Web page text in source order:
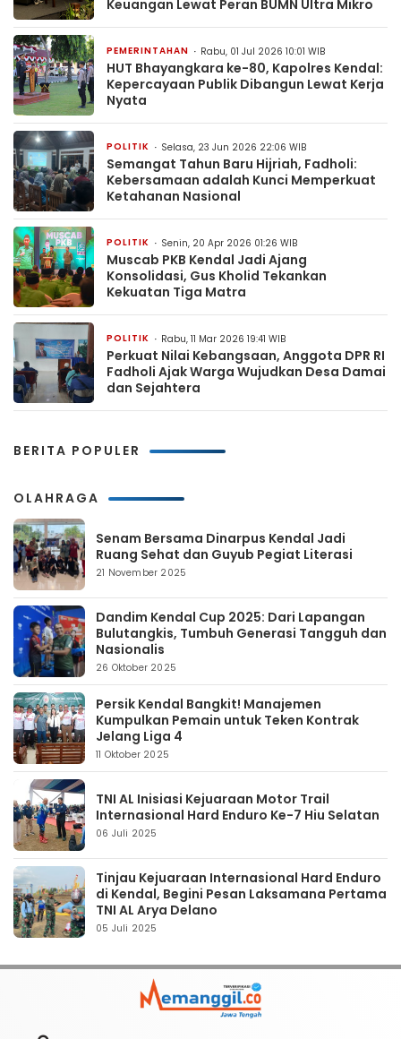
Keuangan Lewat Peran BUMN Ultra Mikro
PEMERINTAHAN Rabu, 01 Jul 2026 10:01 WIB
HUT Bhayangkara ke-80, Kapolres Kendal:
Kepercayaan Publik Dibangun Lewat Kerja
Nyata
POLITIK Selasa, 23 Jun 2026 22:06 WIB
Semangat Tahun Baru Hijriah, Fadholi:
Kebersamaan adalah Kunci Memperkuat
Ketahanan Nasional
POLITIK Senin, 20 Apr 2026 01:26 WIB
Muscab PKB Kendal Jadi Ajang
Konsolidasi, Gus Kholid Tekankan
Kekuatan Tiga Matra
POLITIK Rabu, 11 Mar 2026 19:41 WIB
Perkuat Nilai Kebangsaan, Anggota DPR RI
Fadholi Ajak Warga Wujudkan Desa Damai
dan Sejahtera
BERITA POPULER
OLAHRAGA
Senam Bersama Dinarpus Kendal Jadi
Ruang Sehat dan Guyub Pegiat Literasi
21 November 2025
Dandim Kendal Cup 2025: Dari Lapangan
Bulutangkis, Tumbuh Generasi Tangguh dan
Nasionalis
26 Oktober 2025
Persik Kendal Bangkit! Manajemen
Kumpulkan Pemain untuk Teken Kontrak
Jelang Liga 4
11 Oktober 2025
TNI AL Inisiasi Kejuaraan Motor Trail
Internasional Hard Enduro Ke-7 Hiu Selatan
06 Juli 2025
Tinjau Kejuaraan Internasional Hard Enduro
di Kendal, Begini Pesan Laksamana Pertama
TNI AL Arya Delano
05 Juli 2025